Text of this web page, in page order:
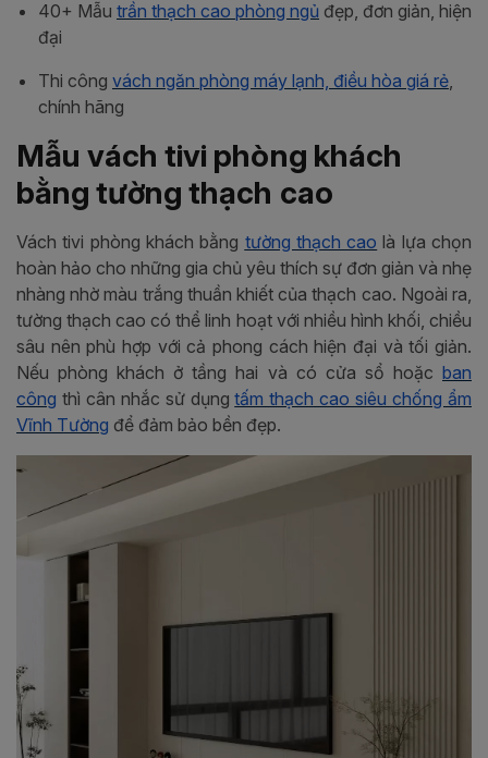
40+ Mẫu trần thạch cao phòng ngủ đẹp, đơn giản, hiện
đại
Thi công vách ngăn phòng máy lạnh, điều hòa giá rẻ
chính hãng
Mẫu vách tivi phòng khách
bằng tường thạch cao
Vách tivi phòng khách bằng tường thạch cao là lựa chọn
hoàn hảo cho những gia chủ yêu thích sự đơn giản và nhẹ
nhàng nhờ màu trắng thuần khiết của thạch cao. Ngoài ra,
tường thạch cao có thể linh hoạt với nhiều hình khối, chiều
sâu nên phù hợp với cả phong cách hiện đại và tối giản.
Nếu phòng khách ở tầng hai và có cửa sổ hoặc ban
công thì cân nhắc sử dụngtấm thạch cao siêu chống ẩm
Vĩnh Tường để đảm bảo bền đẹp.